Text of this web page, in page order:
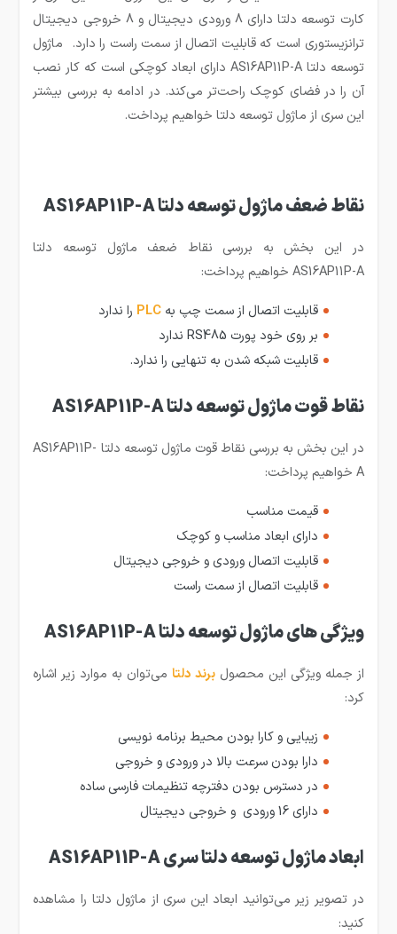
کارت توسعه دلتا دارای 8 ورودی دیجیتال و 8 خروجی دیجیتال
ترانزیستوری است که قابلیت اتصال از سمت راست را دارد. ماژول
توسعه دلتا AS16AP11P-A دارای ابعاد کوچکی است که کار نصب
آن را در فضای کوچک راحت‌تر می‌کند. در ادامه به بررسی بیشتر
این سری از ماژول توسعه دلتا خواهیم پرداخت.
نقاط ضعف ماژول توسعه دلتا AS16AP11P-A
در این بخش به بررسی نقاط ضعف ماژول توسعه دلتا
AS16AP11P-A خواهیم پرداخت:
قابلیت اتصال از سمت چپ بهPLC را ندارد
بر روی خود پورت RS485 ندارد
قابلیت شبکه شدن به تنهایی را ندارد.
نقاط قوت ماژول توسعه دلتا AS16AP11P-A
در این بخش به بررسی نقاط قوت ماژول توسعه دلتا AS16AP11P-
A خواهیم پرداخت:
قیمت مناسب
دارای ابعاد مناسب و کوچک
قابلیت اتصال ورودی و خروجی دیجیتال
قابلیت اتصال از سمت راست
ویژگی های ماژول توسعه دلتا AS16AP11P-A
از جمله ویژگی این محصولبرند دلتامی‌توان به موارد زیر اشاره
کرد:
زیبایی و کارا بودن محیط برنامه نویسی
دارا بودن سرعت بالا در ورودی و خروجی
در دسترس بودن دفترچه تنظیمات فارسی ساده
دارای 16 ورودی و خروجی دیجیتال
ابعاد ماژول توسعه دلتا سری AS16AP11P-A
در تصویر زیر می‌توانید ابعاد این سری از ماژول دلتا را مشاهده
کنید: